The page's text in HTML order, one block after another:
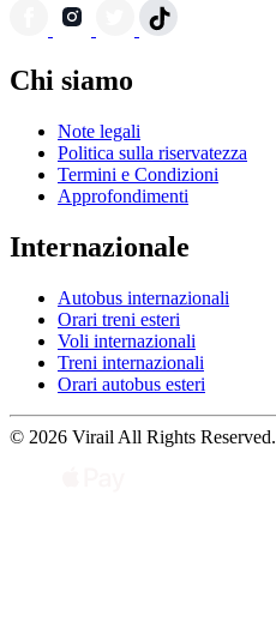
Chi siamo
Note legali
Politica sulla riservatezza
Termini e Condizioni
Approfondimenti
Internazionale
Autobus internazionali
Orari treni esteri
Voli internazionali
Treni internazionali
Orari autobus esteri
© 2026 Virail All Rights Reserved.